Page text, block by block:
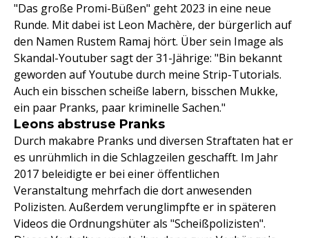
"Das große Promi-Büßen" geht 2023 in eine neue
Runde. Mit dabei ist Leon Machère, der bürgerlich auf
den Namen Rustem Ramaj hört. Über sein Image als
Skandal-Youtuber sagt der 31-Jährige: "Bin bekannt
geworden auf Youtube durch meine Strip-Tutorials.
Auch ein bisschen scheiße labern, bisschen Mukke,
ein paar Pranks, paar kriminelle Sachen."
Leons abstruse Pranks
Durch makabre Pranks und diversen Straftaten hat er
es unrühmlich in die Schlagzeilen geschafft. Im Jahr
2017 beleidigte er bei einer öffentlichen
Veranstaltung mehrfach die dort anwesenden
Polizisten. Außerdem verunglimpfte er in späteren
Videos die Ordnungshüter als "Scheißpolizisten".